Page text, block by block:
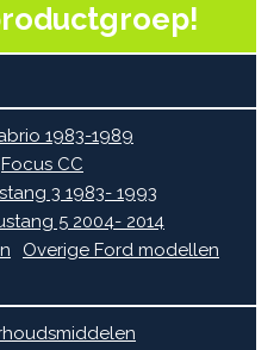
1983-1989
Focus CC
3 1983- 1993
5 2004- 2014
Overige Ford modellen